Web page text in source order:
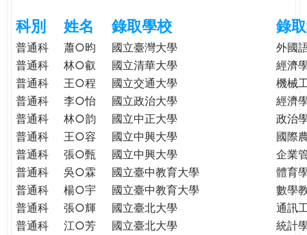
格。r
e
科別 姓名 錄取學校 錄
普通科 蕭○昀 國立臺灣大學
外國
普通科
林○叡 國立清華大學
經濟
普通科
王○程 國立交通大學
機械
普通科
李○怡 國立政治大學
經濟
普通科
林○韵 國立中正大學
政治
普通科
王○容 國立中興大學
國際
普通科
張○甄 國立中興大學
企業
普通科
吳○霖 國立臺中教育大學
體育
普通科
楊○宇 國立臺中教育大學
數學
普通科
張○輝 國立臺北大學
通訊
普通科
江○芳 國立臺北大學
統計